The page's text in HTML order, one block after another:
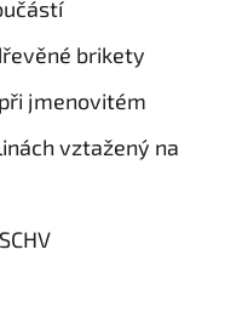
brikety
jmenovitém
vztažený na